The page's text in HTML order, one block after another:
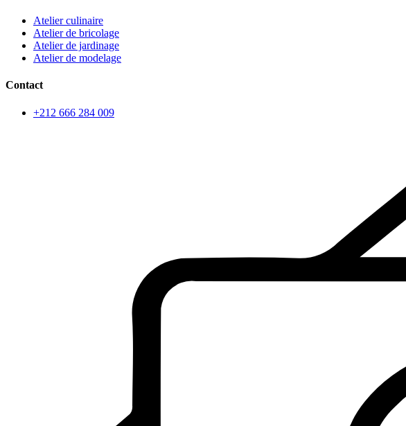
Atelier culinaire
Atelier de bricolage
Atelier de jardinage
Atelier de modelage
Contact
+212 666 284 009